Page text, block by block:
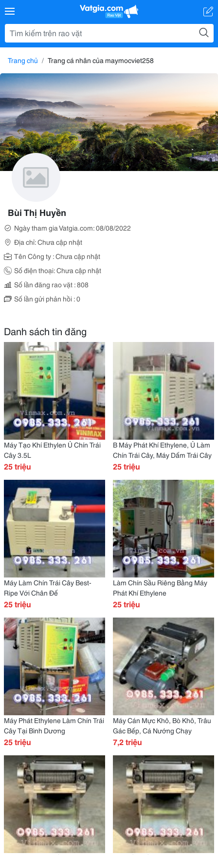
Trang chủ Trang cá nhân của maymocviet258
Bùi Thị Huyền
Ngày tham gia Vatgia.com: 08/08/2022
Địa chỉ: Chưa cập nhật
Tên Công ty : Chưa cập nhật
Số điện thoại: Chưa cập nhật
Số lần đăng rao vặt : 808
Số lần gửi phản hồi : 0
Danh sách tin đăng
Máy Tạo Khí Ethylen Ủ Chín Trái
Cây 3.5L
25 triệu
B Máy Phát Khí Ethylene, Ủ Làm
Chín Trái Cây, Máy Dấm Trái Cây
25 triệu
Máy Làm Chín Trái Cây Best-
Ripe Với Chân Đế
25 triệu
Làm Chín Sầu Riêng Bằng Máy
Phát Khí Ethylene
25 triệu
Máy Phát Ethylene Làm Chín Trái
Cây Tại Bình Dương
25 triệu
Máy Cán Mực Khô, Bò Khô, Trâu
Gác Bếp, Cá Nướng Chạy
7,2 triệu